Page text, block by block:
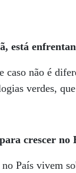
está
caso não é
verdes,
crescer no
País vivem